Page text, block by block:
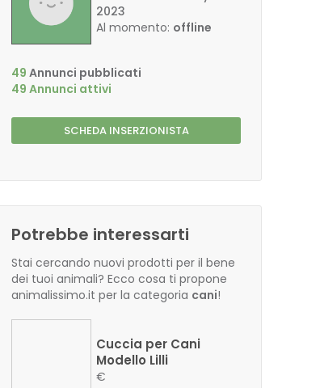
2023
Al momento: offline
49 Annunci pubblicati
49 Annunci attivi
SCHEDA INSERZIONISTA
Potrebbe interessarti
Stai cercando nuovi prodotti per il bene
dei tuoi animali? Ecco cosa ti propone
animalissimo.it per la categoria cani!
Cuccia per Cani
Modello Lilli
€